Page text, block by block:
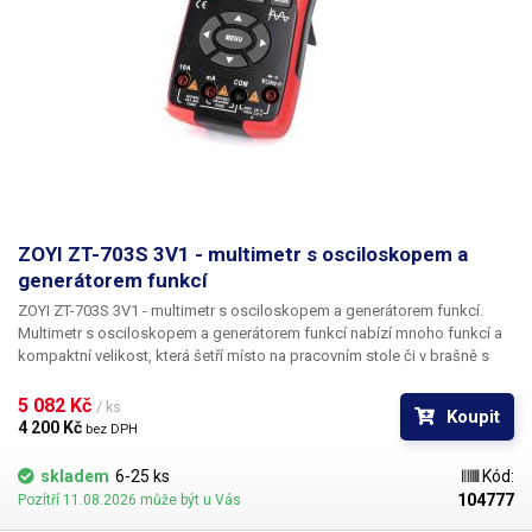
ZOYI ZT-703S 3V1 - multimetr s osciloskopem a
generátorem funkcí
ZOYI ZT-703S 3V1 - multimetr s osciloskopem a generátorem funkcí.
Multimetr s osciloskopem a generátorem funkcí nabízí mnoho funkcí a
kompaktní velikost, která šetří místo na pracovním stole či v brašně s
nízkou cenu nabízí všestranného pomocníka, který najde využití při
opravách a vývoji elektroniky v dílně, na pracovišti, nebo při servisních
úkonech v exteriéru. Díky integrovanému akumulátoru s možností
nabíjení / napájení USB-C zvládnete veškerá měření bez připojení k
elektrické síti.Multimetr nabízí veškeré potřebné funkce při měření –
napětí AC/DC, Proud AC/DC, odpor, kapacita, test diod, test kontinuity
5 082 Kč / ks
4 200 Kč bez DPH
Koupit
skladem 6-25 ks
Pozítří 11.08.2026 může být u Vás
Kód:
104777